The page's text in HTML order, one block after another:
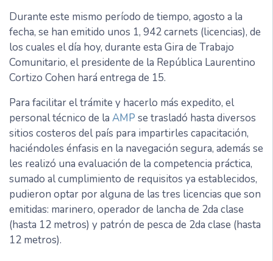
Durante este mismo período de tiempo, agosto a la
fecha, se han emitido unos 1, 942 carnets (licencias), de
los cuales el día hoy, durante esta Gira de Trabajo
Comunitario, el presidente de la República Laurentino
Cortizo Cohen hará entrega de 15.
Para facilitar el trámite y hacerlo más expedito, el
personal técnico de la AMP se trasladó hasta diversos
sitios costeros del país para impartirles capacitación,
haciéndoles énfasis en la navegación segura, además se
les realizó una evaluación de la competencia práctica,
sumado al cumplimiento de requisitos ya establecidos,
pudieron optar por alguna de las tres licencias que son
emitidas: marinero, operador de lancha de 2da clase
(hasta 12 metros) y patrón de pesca de 2da clase (hasta
12 metros).